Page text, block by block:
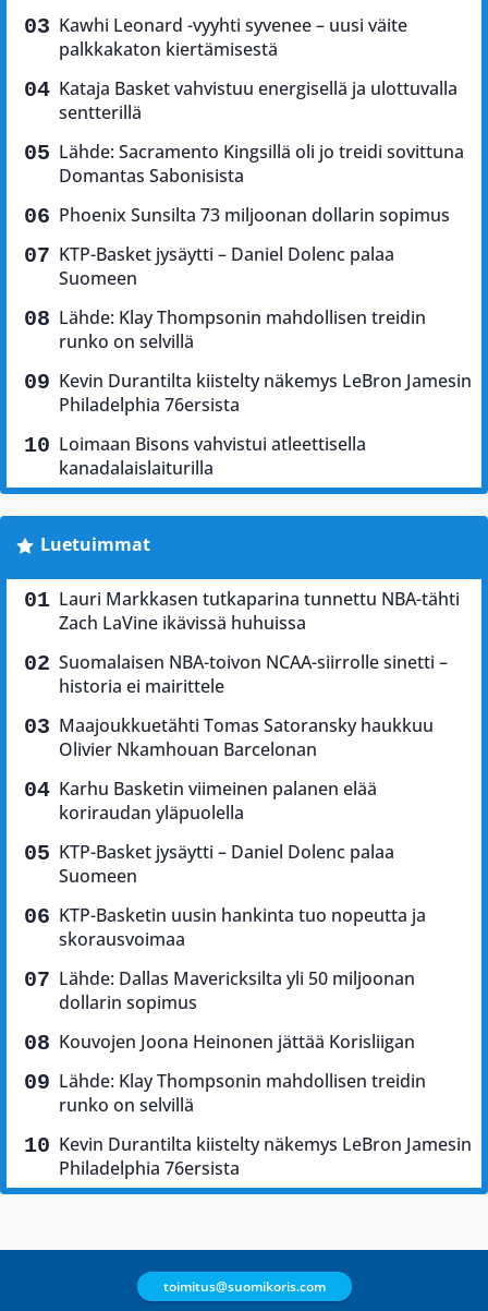
Kawhi Leonard -vyyhti syvenee – uusi väite
palkkakaton kiertämisestä
Kataja Basket vahvistuu energisellä ja ulottuvalla
sentterillä
Lähde: Sacramento Kingsillä oli jo treidi sovittuna
Domantas Sabonisista
Phoenix Sunsilta 73 miljoonan dollarin sopimus
KTP-Basket jysäytti – Daniel Dolenc palaa
Suomeen
Lähde: Klay Thompsonin mahdollisen treidin
runko on selvillä
Kevin Durantilta kiistelty näkemys LeBron Jamesin
Philadelphia 76ersista
Loimaan Bisons vahvistui atleettisella
kanadalaislaiturilla
Luetuimmat
Lauri Markkasen tutkaparina tunnettu NBA-tähti
Zach LaVine ikävissä huhuissa
Suomalaisen NBA-toivon NCAA-siirrolle sinetti –
historia ei mairittele
Maajoukkuetähti Tomas Satoransky haukkuu
Olivier Nkamhouan Barcelonan
Karhu Basketin viimeinen palanen elää
koriraudan yläpuolella
KTP-Basket jysäytti – Daniel Dolenc palaa
Suomeen
KTP-Basketin uusin hankinta tuo nopeutta ja
skorausvoimaa
Lähde: Dallas Mavericksilta yli 50 miljoonan
dollarin sopimus
Kouvojen Joona Heinonen jättää Korisliigan
Lähde: Klay Thompsonin mahdollisen treidin
runko on selvillä
Kevin Durantilta kiistelty näkemys LeBron Jamesin
Philadelphia 76ersista
toimitus@suomikoris.com